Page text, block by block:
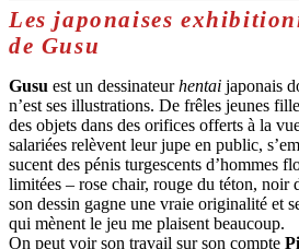
Les japonaises
de Gusu
Gusu est un dessinateurhentai japonais
n’est ses illustrations. De frêles jeunes
des objets dans des orifices offerts à la
salariées relèvent leur jupe en public,
sucent des pénis turgescents d’hommes
limitées – rose chair, rouge du téton, noir
son dessin gagne une vraie originalité et
qui mènent le jeu me plaisent beaucoup.
On peut voir son travail sur son compte